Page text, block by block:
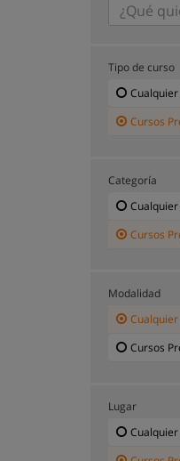
Tipo de curso
Cursos
Categoría
Cursos
Modalidad
Cursos
Lugar